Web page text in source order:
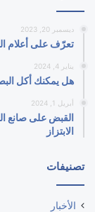
ديسمبر 20, 2023
تعرّف على أعلام
يناير 4, 2024
هل يمكنك أكل
أبريل 1, 2024
القبض على صانع
الابتزاز
تصنيفات
الأخبار